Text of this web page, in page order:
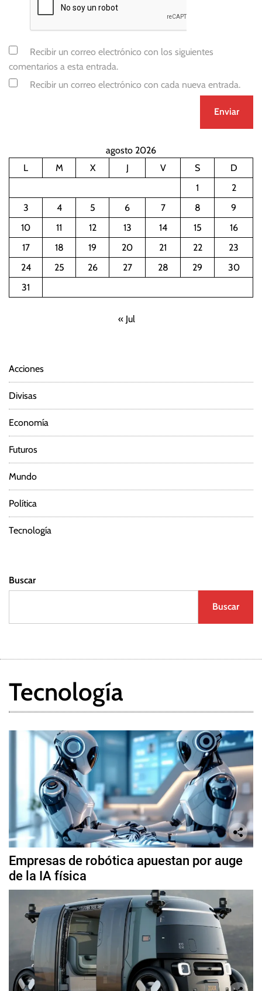
Recibir un correo electrónico con los siguientes
comentarios a esta entrada.
Recibir un correo electrónico con cada nueva entrada.
agosto 2026
L
M X J V S
D
1
2
3
4 5 6 7 8
9
10
11 12 13 14 15
16
17
18 19 20 21 22
23
24
25 26 27 28 29
30
31
« Jul
Acciones
Divisas
Economía
Futuros
Mundo
Política
Tecnología
Buscar
Buscar
Tecnología
Empresas de robótica apuestan por auge
de la IA física